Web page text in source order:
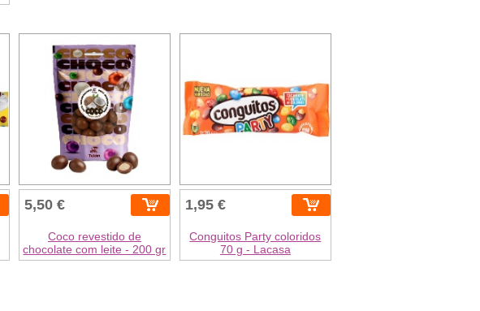
5,50 €
Coco revestido de
chocolate com leite - 200 gr
1,95 €
Conguitos Party coloridos
70 g - Lacasa